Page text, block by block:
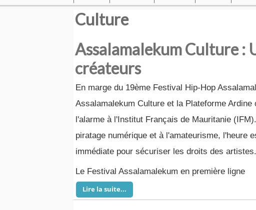
Culture
Assalamalekum Culture :
créateurs
En marge du 19ème Festival Hip-Hop
Assalamalekum Culture et la Plateforme Ardine
l'alarme à l'Institut Français de Mauritanie
piratage numérique et à l'amateurisme, l'heure
immédiate pour sécuriser les droits des artistes.
Le Festival Assalamalekum en première ligne
Lire la suite...